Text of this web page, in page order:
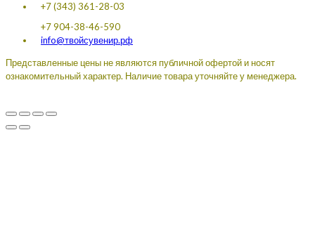
+7 (343) 361-28-03
+7 904-38-46-590
info@твойсувенир.рф
Представленные цены не являются публичной офертой и носят
ознакомительный характер. Наличие товара уточняйте у менеджера.